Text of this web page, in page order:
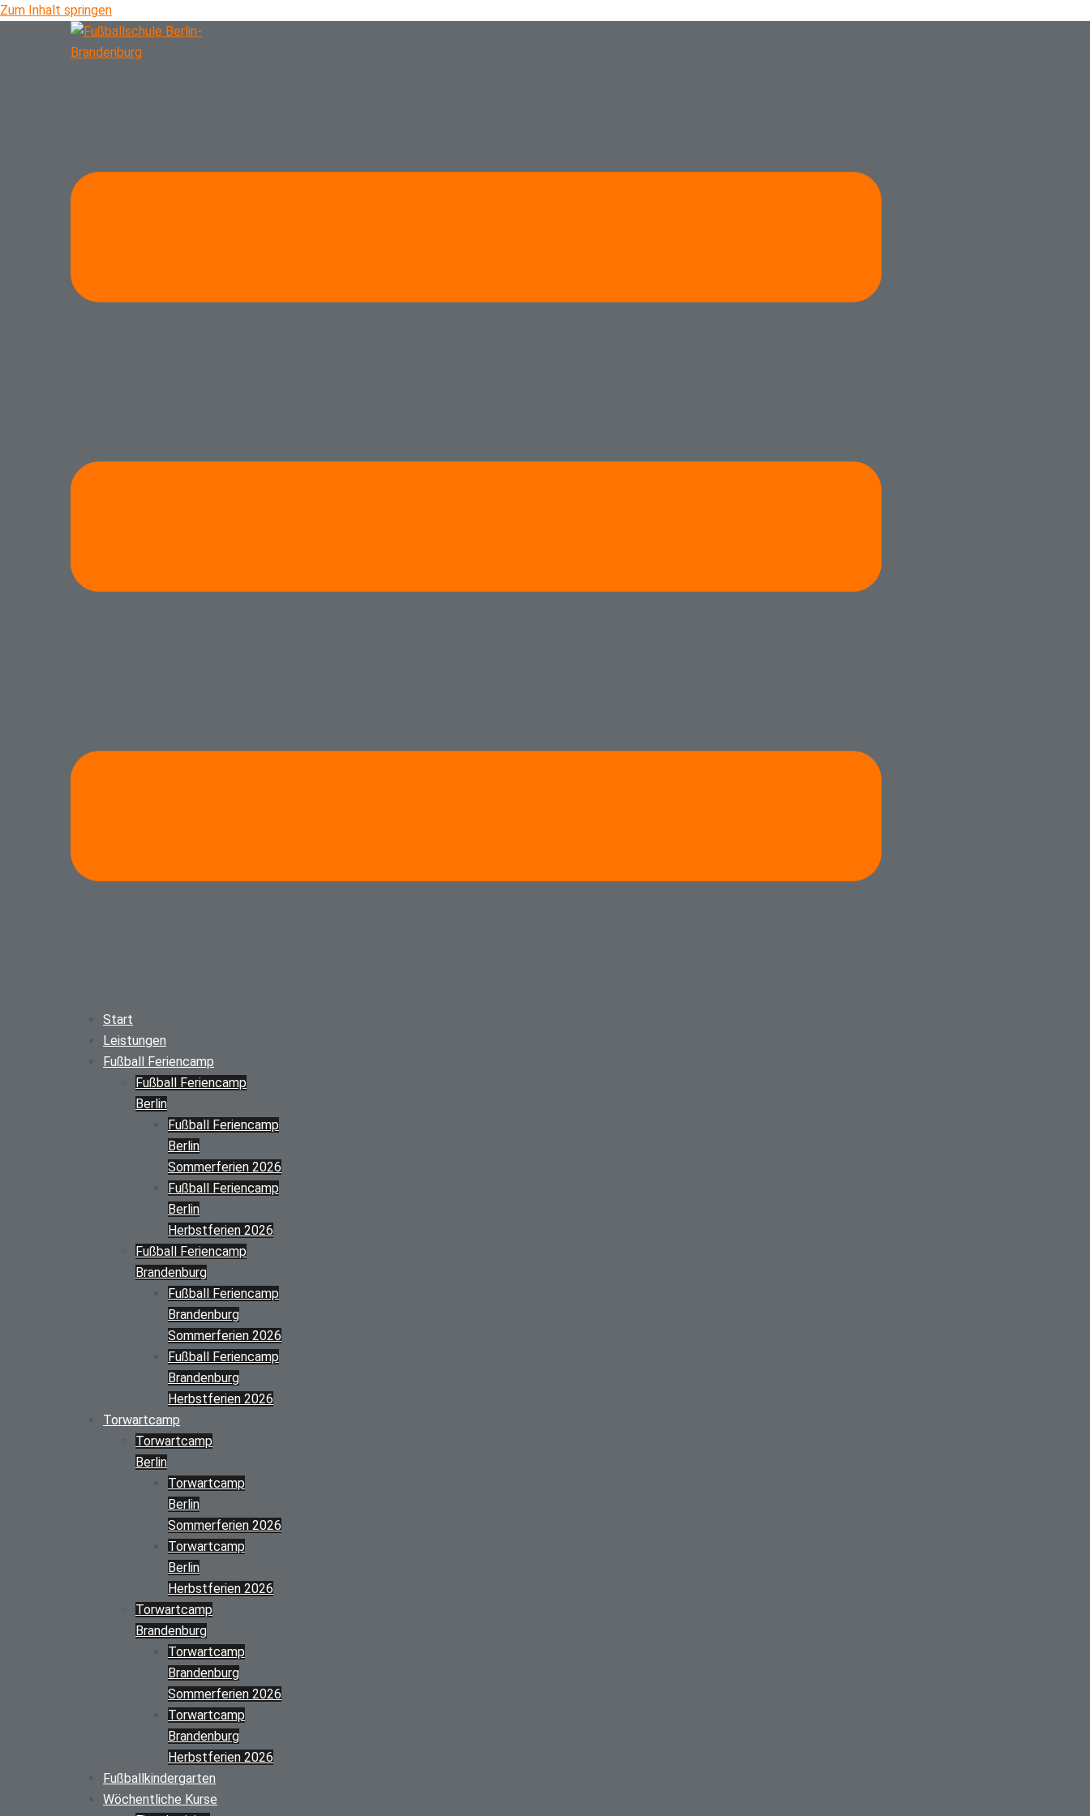
Zum Inhalt springen
Start
Leistungen
Fußball Feriencamp
Fußball Feriencamp
Berlin
Fußball Feriencamp
Berlin
Sommerferien 2026
Fußball Feriencamp
Berlin
Herbstferien 2026
Fußball Feriencamp
Brandenburg
Fußball Feriencamp
Brandenburg
Sommerferien 2026
Fußball Feriencamp
Brandenburg
Herbstferien 2026
Torwartcamp
Torwartcamp
Berlin
Torwartcamp
Berlin
Sommerferien 2026
Torwartcamp
Berlin
Herbstferien 2026
Torwartcamp
Brandenburg
Torwartcamp
Brandenburg
Sommerferien 2026
Torwartcamp
Brandenburg
Herbstferien 2026
Fußballkindergarten
Wöchentliche Kurse